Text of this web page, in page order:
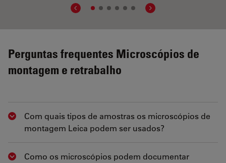
Perguntas frequentes Microscópios de
montagem e retrabalho
Show answer
Com quais tipos de amostras os microscópios de
montagem Leica podem ser usados?
Show answer
Como os microscópios podem documentar